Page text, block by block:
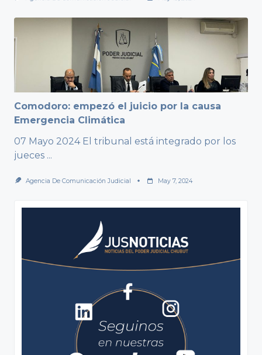
Comodoro: empezó el juicio por la causa
Emergencia Climática
07 Mayo 2024 El tribunal está integrado por los
jueces ...
Agencia De Comunicación Judicial May 7, 2024